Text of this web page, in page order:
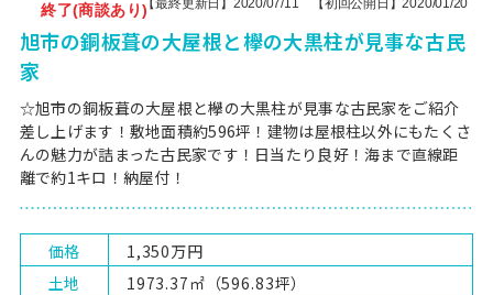
終了(商談あり)【最終更新日】2020/07/11 【初回公開日】2020/01/20
旭市の銅板葺の大屋根と欅の大黒柱が見事な古民
家
☆旭市の銅板葺の大屋根と欅の大黒柱が見事な古民家をご紹介
差し上げます！敷地面積約596坪！建物は屋根柱以外にもたくさ
んの魅力が詰まった古民家です！日当たり良好！海まで直線距
離で約1キロ！納屋付！
価格
1,350万円
土地
1973.37㎡（596.83坪）